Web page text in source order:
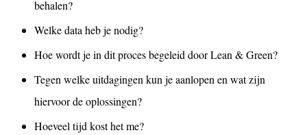
behalen?
Welke data heb je nodig?
Hoe wordt je in dit proces begeleid door Lean & Green?
Tegen welke uitdagingen kun je aanlopen en wat zijn
hiervoor de oplossingen?
Hoeveel tijd kost het me?